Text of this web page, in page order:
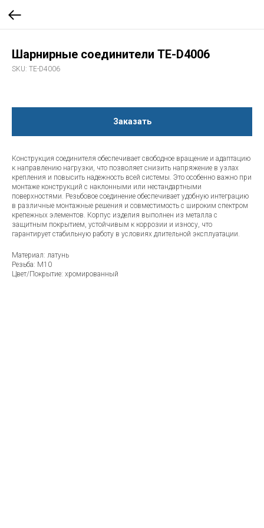
Шарнирные соединители TE-D4006
SKU: TE-D4006
Заказать
Конструкция соединителя обеспечивает свободное вращение и адаптацию
к направлению нагрузки, что позволяет снизить напряжение в узлах
крепления и повысить надежность всей системы. Это особенно важно при
монтаже конструкций с наклонными или нестандартными
поверхностями. Резьбовое соединение обеспечивает удобную интеграцию
в различные монтажные решения и совместимость с широким спектром
крепежных элементов. Корпус изделия выполнен из металла с
защитным покрытием, устойчивым к коррозии и износу, что
гарантирует стабильную работу в условиях длительной эксплуатации.
Материал: латунь
Резьба: M10
Цвет/Покрытие: хромированный